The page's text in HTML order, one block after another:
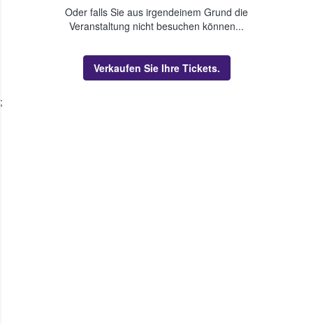
Oder falls Sie aus irgendeinem Grund die
Veranstaltung nicht besuchen können...
Verkaufen Sie Ihre Tickets.
;